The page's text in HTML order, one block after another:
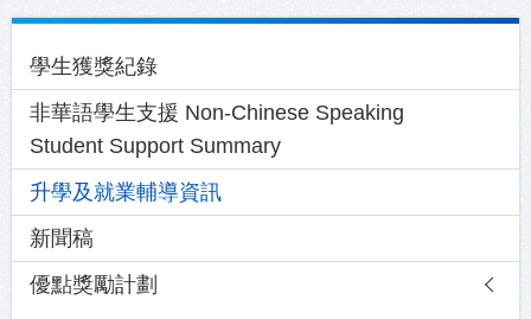
navigation
學生獲獎紀錄
非華語學生支援 Non-Chinese Speaking
Student Support Summary
升學及就業輔導資訊
新聞稿
優點獎勵計劃